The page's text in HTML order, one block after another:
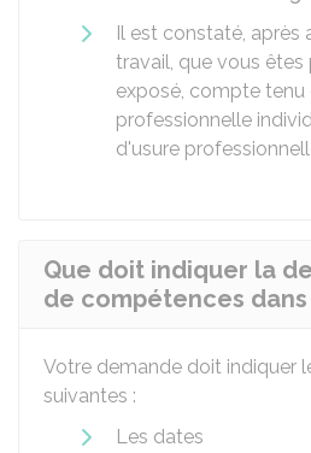
Il est constaté, après
travail, que vous
exposé, compte
professionnelle
d'usure
Que doit indiquer la
de compétences dans
Votre demande doit indiquer
suivantes :
Les dates